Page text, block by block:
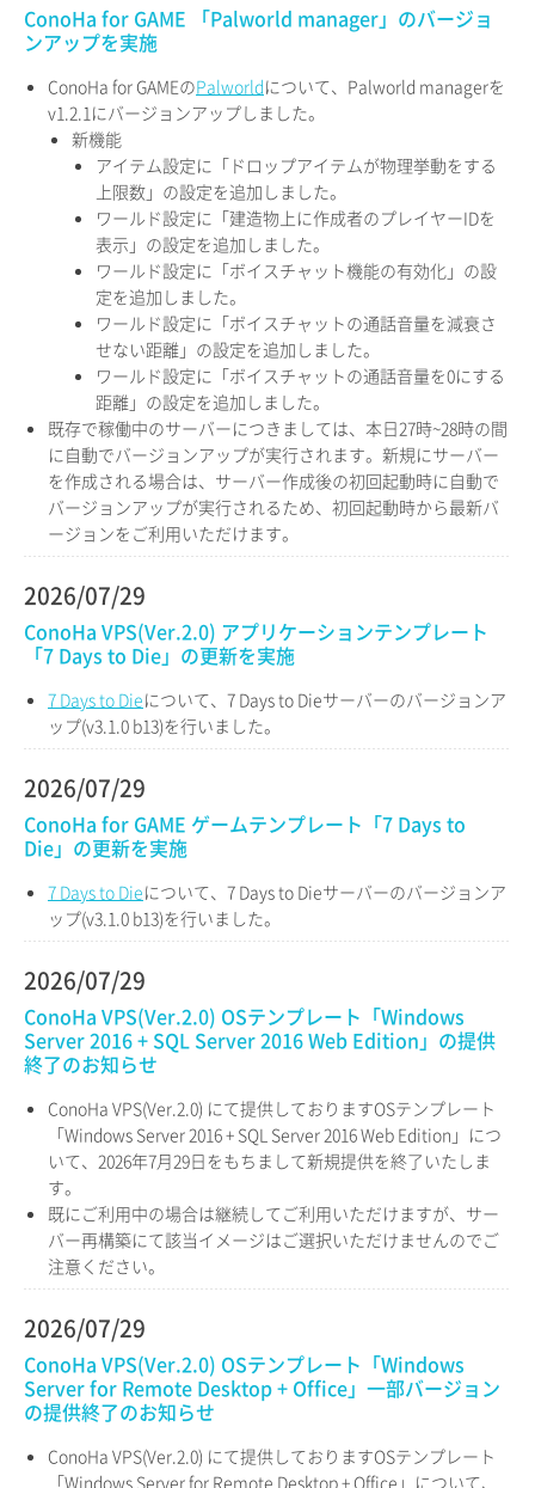
ConoHa for GAME 「Palworld manager」のバージョ
ンアップを実施
ConoHa for GAMEのPalworldについて、Palworld managerを
v1.2.1にバージョンアップしました。
新機能
アイテム設定に「ドロップアイテムが物理挙動をする
上限数」の設定を追加しました。
ワールド設定に「建造物上に作成者のプレイヤーIDを
表示」の設定を追加しました。
ワールド設定に「ボイスチャット機能の有効化」の設
定を追加しました。
ワールド設定に「ボイスチャットの通話音量を減衰さ
せない距離」の設定を追加しました。
ワールド設定に「ボイスチャットの通話音量を0にする
距離」の設定を追加しました。
既存で稼働中のサーバーにつきましては、本日27時~28時の間
に自動でバージョンアップが実行されます。新規にサーバー
を作成される場合は、サーバー作成後の初回起動時に自動で
バージョンアップが実行されるため、初回起動時から最新バ
ージョンをご利用いただけます。
2026/07/29
ConoHa VPS(Ver.2.0) アプリケーションテンプレート
「7 Days to Die」の更新を実施
7 Days to Dieについて、7 Days to Dieサーバーのバージョンア
ップ(v3.1.0 b13)を行いました。
2026/07/29
ConoHa for GAME ゲームテンプレート「7 Days to
Die」の更新を実施
7 Days to Dieについて、7 Days to Dieサーバーのバージョンア
ップ(v3.1.0 b13)を行いました。
2026/07/29
ConoHa VPS(Ver.2.0) OSテンプレート「Windows
Server 2016 + SQL Server 2016 Web Edition」の提供
終了のお知らせ
ConoHa VPS(Ver.2.0) にて提供しておりますOSテンプレート
「Windows Server 2016 + SQL Server 2016 Web Edition」につ
いて、2026年7月29日をもちまして新規提供を終了いたしま
す。
既にご利用中の場合は継続してご利用いただけますが、サー
バー再構築にて該当イメージはご選択いただけませんのでご
注意ください。
2026/07/29
ConoHa VPS(Ver.2.0) OSテンプレート「Windows
Server for Remote Desktop + Office」一部バージョン
の提供終了のお知らせ
ConoHa VPS(Ver.2.0) にて提供しておりますOSテンプレート
「Windows Server for Remote Desktop + Office」について、